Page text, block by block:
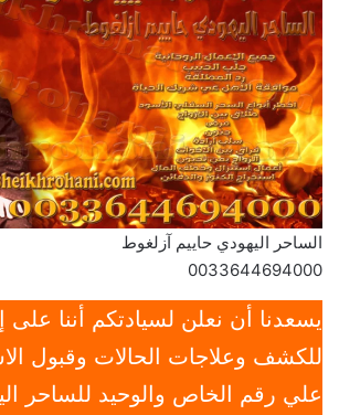
الساحر اليهودي حاييم آزلغوط
0033644694000
يسعدنا أن نعلن لسيادتكم أننا على
للكشف وعلاجات الحالات وقبول
علي رقم الخاص والوحيد للساحر